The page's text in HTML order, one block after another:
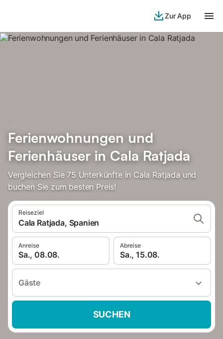
Zur App
Ferienwohnungen und
Ferienhäuser in Cala Ratjada
Vergleichen Sie 75 Unterkünfte in Cala Ratjada und
buchen Sie zum besten Preis!
Reiseziel
Cala Ratjada, Spanien
Anreise
Sa., 08.08.
Abreise
Sa., 15.08.
Gäste
SUCHEN